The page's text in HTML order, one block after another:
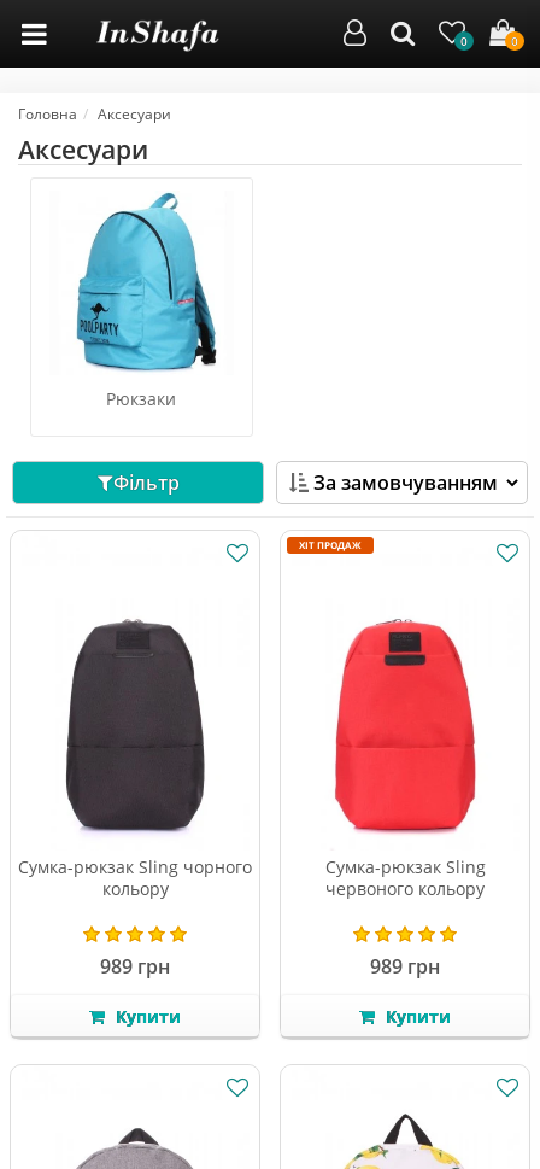
0 0
Головна Аксесуари
Аксесуари
Рюкзаки
Фільтр
Сумка-рюкзак Sling чорного
кольору
989 грн
Купити
ХІТ ПРОДАЖ
Сумка-рюкзак Sling
червоного кольору
989 грн
Купити